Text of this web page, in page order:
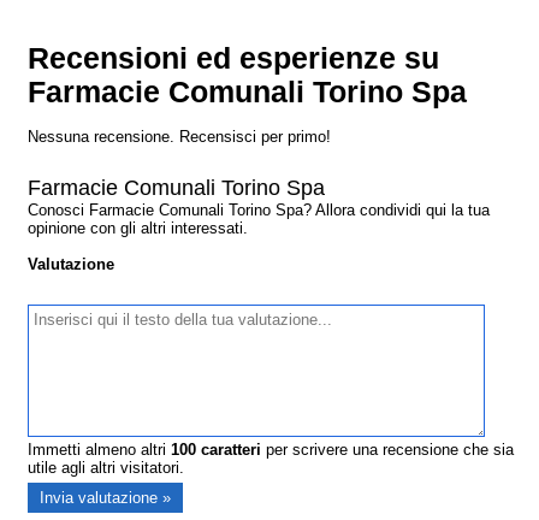
Recensioni ed esperienze su
Farmacie Comunali Torino Spa
Nessuna recensione. Recensisci per primo!
Farmacie Comunali Torino Spa
Conosci Farmacie Comunali Torino Spa? Allora condividi qui la tua
opinione con gli altri interessati.
Valutazione
Immetti almeno altri100 caratteri per scrivere una recensione che sia
utile agli altri visitatori.